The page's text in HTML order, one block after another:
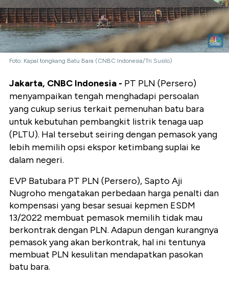
Foto: Kapal tongkang Batu Bara (CNBC Indonesia/Tri Susilo)
Jakarta, CNBC Indonesia - PT PLN (Persero)
menyampaikan tengah menghadapi persoalan
yang cukup serius terkait pemenuhan batu bara
untuk kebutuhan pembangkit listrik tenaga uap
(PLTU). Hal tersebut seiring dengan pemasok yang
lebih memilih opsi ekspor ketimbang suplai ke
dalam negeri.
EVP Batubara PT PLN (Persero), Sapto Aji
Nugroho mengatakan perbedaan harga penalti dan
kompensasi yang besar sesuai kepmen ESDM
13/2022 membuat pemasok memilih tidak mau
berkontrak dengan PLN. Adapun dengan kurangnya
pemasok yang akan berkontrak, hal ini tentunya
membuat PLN kesulitan mendapatkan pasokan
batu bara.